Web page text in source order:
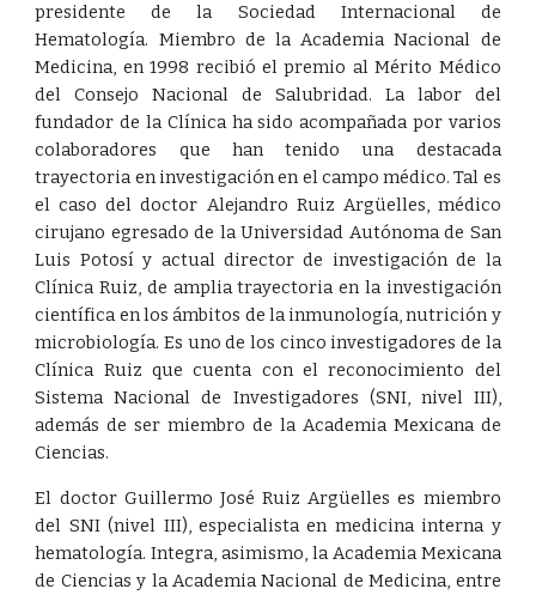
presidente de la Sociedad Internacional de
Hematología. Miembro de la Academia Nacional de
Medicina, en 1998 recibió el premio al Mérito Médico
del Consejo Nacional de Salubridad. La labor del
fundador de la Clínica ha sido acompañada por varios
colaboradores que han tenido una destacada
trayectoria en investigación en el campo médico. Tal es
el caso del doctor Alejandro Ruiz Argüelles, médico
cirujano egresado de la Universidad Autónoma de San
Luis Potosí y actual director de investigación de la
Clínica Ruiz, de amplia trayectoria en la investigación
científica en los ámbitos de la inmunología, nutrición y
microbiología. Es uno de los cinco investigadores de la
Clínica Ruiz que cuenta con el reconocimiento del
Sistema Nacional de Investigadores (SNI, nivel III),
además de ser miembro de la Academia Mexicana de
Ciencias.
El doctor Guillermo José Ruiz Argüelles es miembro
del SNI (nivel III), especialista en medicina interna y
hematología. Integra, asimismo, la Academia Mexicana
de Ciencias y la Academia Nacional de Medicina, entre